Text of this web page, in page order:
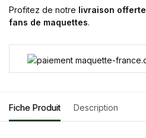
Profitez de notre livraison offerte
fans de maquettes.
Fiche Produit Description